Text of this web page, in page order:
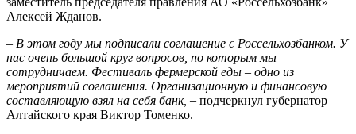
Алексей Жданов.
– В этом году мы подписали соглашение с Россельхозбанком. У
нас очень большой круг вопросов, по которым мы
сотрудничаем. Фестиваль фермерской еды – одно из
мероприятий соглашения. Организационную и финансовую
составляющую взял на себя банк, – подчеркнул губернатор
Алтайского края Виктор Томенко.